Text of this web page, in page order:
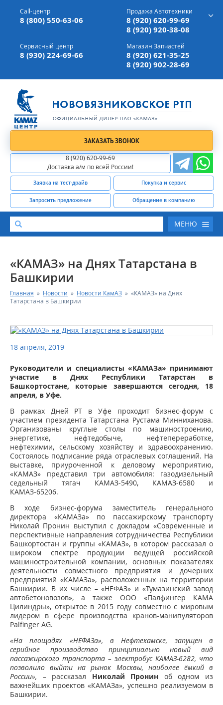
г. Вязники,ул. Механизаторов, д 90
Доставка а/м,по всей России
Call-центр
8 (800) 550-63-06
Продажа Автотехники
8 (920) 620-99-69
8 (920) 920-38-08
Сервисный центр
8 (930) 224-69-66
Магазин Запчастей
8 (920) 621-35-25
8 (920) 902-28-69
ЗАКАЗАТЬ ЗВОНОК
8 (920) 620-99-69
Доставка а/м по всей России!
Заявка на тест-драйв Покупка и сервис
Запросить предложение Обращение в компанию
МЕНЮ
КАТАЛОГ АВТОТЕХНИКИ
ЗАПАСНЫЕ ЧАСТИ
ФИНАНСОВЫЙ СЕРВИС
ФОТОГАЛЕРЕЯ
КОНТАКТНАЯ ИНФОРМАЦИЯ
«КАМАЗ» на Днях Татарстана в
Башкирии
Главная » Новости » Новости КамАЗ » «КАМАЗ» на Днях
Татарстана в Башкирии
18 апреля, 2019
Руководители и специалисты «КАМАЗа» принимают
участие в Днях Республики Татарстан в
Башкортостане, которые завершаются сегодня, 18
апреля, в Уфе.
В рамках Дней РТ в Уфе проходит бизнес-форум с
участием президента Татарстана Рустама Минниханова.
Организованы круглые столы по машиностроению,
энергетике, нефтедобыче, нефтепереработке,
нефтехимии, сельскому хозяйству и здравоохранению.
Состоялось подписание ряда отраслевых соглашений. На
выставке, приуроченной к деловому мероприятию,
«КАМАЗ» представил три автомобиля: газодизельный
седельный тягач КАМАЗ-5490, КАМАЗ-6580 и
КАМАЗ-65206.
В ходе бизнес-форума заместитель генерального
директора «КАМАЗа» по пассажирскому транспорту
Николай Пронин выступил с докладом «Современные и
перспективные направления сотрудничества Республики
Башкортостан и группы «КАМАЗ», в котором рассказал о
широком спектре продукции ведущей российской
машиностроительной компании, основных показателях
деятельности совместного предприятия и дочерних
предприятий «КАМАЗа», расположенных на территории
Башкирии. В их числе – «НЕФАЗ» и «Тумазинский завод
автобетоновозов», а также ООО «Палфингер КАМА
Цилиндры», открытое в 2015 году совместно с мировым
лидером в сфере производства кранов-манипуляторов
Palfinger AG.
«На площадях «НЕФАЗа», в Нефтекамске, запущен в
серийное производство принципиально новый вид
пассажирского транспорта – электробус КАМАЗ-6282, что
позволило выйти на рынок Москвы, наиболее ёмкий в
России»,
–рассказал Николай Пронин об одном из
важнейших проектов «КАМАЗа», успешно реализуемом в
Башкирии.